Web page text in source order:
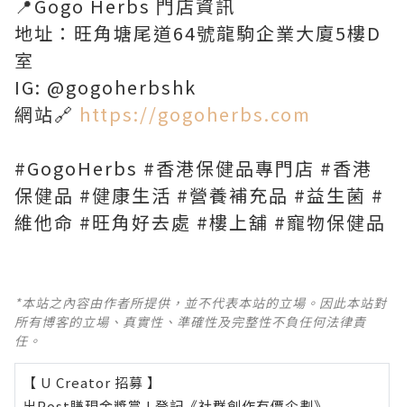
📍Gogo Herbs 門店資訊
地址：旺角塘尾道64號龍駒企業大廈5樓D
室
IG: @gogoherbshk
網站🔗 https://gogoherbs.com
#GogoHerbs #香港保健品專門店 #香港
保健品 #健康生活 #營養補充品 #益生菌 #
維他命 #旺角好去處 #樓上舖 #寵物保健品
*本站之內容由作者所提供，並不代表本站的立場。因此本站對
所有博客的立場、真實性、準確性及完整性不負任何法律責
任。
【 U Creator 招募 】